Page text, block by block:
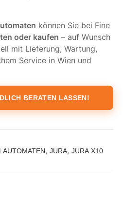
können Sie bei Fine
oder kaufen – auf Wunsch
mit Lieferung, Wartung,
Service in Wien und
BERATEN LASSEN!
, JURA, JURA X10